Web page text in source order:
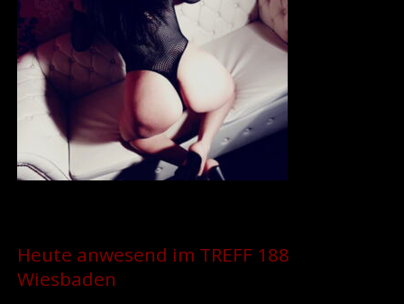
Heute anwesend im TREFF 188
Wiesbaden